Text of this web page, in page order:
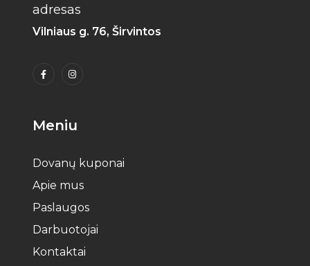
adresas
Vilniaus g. 76, Širvintos
Meniu
Dovanų kuponai
Apie mus
Paslaugos
Darbuotojai
Kontaktai